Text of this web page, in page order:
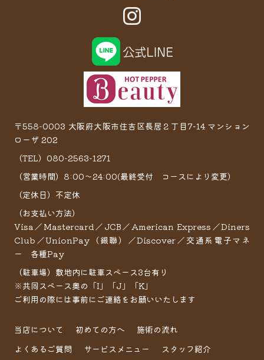
〒558-0003 大阪府大阪市住吉区長居２丁目7−14 マンション
ローザ 202
（TEL）080-2563-1271
（営業時間）8:00～24:00(最終受付 コースにより変更）
（定休日）不定休
（お支払い方法）
Visa／Mastercard／JCB／American Express／Diners
Club／UnionPay（銀聯）／Discover／交通系電子マネ
ー 各種Pay
（駐車場）敷地内に駐車スペース3台有り
※共同スペース奥の「I」「J」「K」
ご利用の際には事前にご連絡をお願いいたします
当店について 初めての方へ
施術の流れ
よくあるご質問
サービスメニュー スタッフ紹介